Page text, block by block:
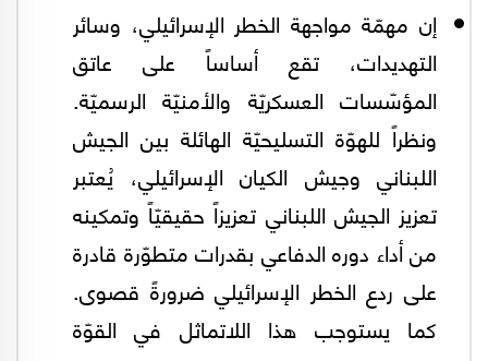
إن مهمّة مواجهة الخطر الإسرائيلي، وسائر
التهديدات، تقع أساساً على عاتق
المؤسّسات العسكريّة والأمنيّة الرسميّة.
ونظراً للهوّة التسليحيّة الهائلة بين الجيش
اللبناني وجيش الكيان الإسرائيلي، يُعتبر
تعزيز الجيش اللبناني تعزيزاً حقيقيّاً وتمكينه
من أداء دوره الدفاعي بقدرات متطوّرة قادرة
على ردع الخطر الإسرائيلي ضرورةً قصوى.
كما يستوجب هذا اللاتماثل في القوّة